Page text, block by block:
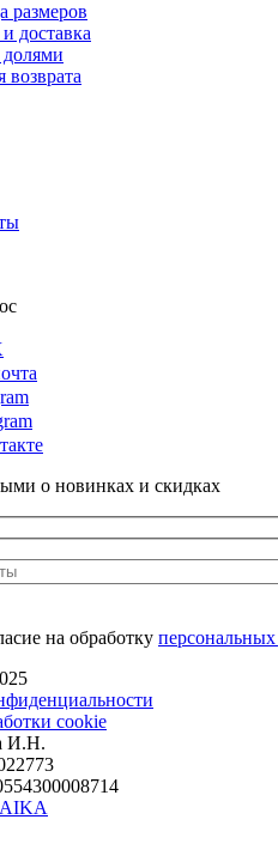
размеров
доставка
возврата
о новинках и скидках
на обработку
cookie
И.Н.